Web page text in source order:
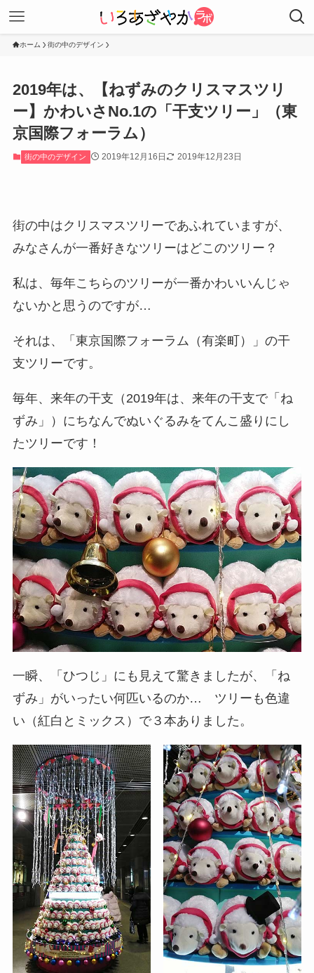
ホーム 街の中のデザイン
2019年は、【ねずみのクリスマスツリ
ー】かわいさNo.1の「干支ツリー」（東
京国際フォーラム）
街の中のデザイン 2019年12月16日 2019年12月23日
街の中はクリスマスツリーであふれていますが、
みなさんが一番好きなツリーはどこのツリー？
私は、毎年こちらのツリーが一番かわいいんじゃ
ないかと思うのですが…
それは、「東京国際フォーラム（有楽町）」の干
支ツリーです。
毎年、来年の干支（2019年は、来年の干支で「ね
ずみ」）にちなんでぬいぐるみをてんこ盛りにし
たツリーです！
一瞬、「ひつじ」にも見えて驚きましたが、「ね
ずみ」がいったい何匹いるのか… ツリーも色違
い（紅白とミックス）で３本ありました。